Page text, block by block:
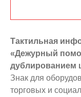
Тактильная
«Дежурный
дублированием
Знак для
торговых и